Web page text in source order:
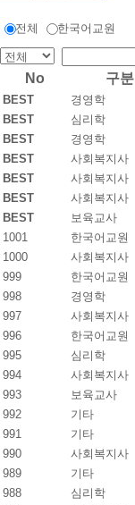
전체 한국어교원
No 구분
BEST 경영학
BEST
심리학
BEST
경영학
BEST
사회복지사
BEST
사회복지사
BEST
사회복지사
BEST
보육교사
1001
한국어교원
1000
사회복지사
999
한국어교원
998
경영학
997
사회복지사
996
한국어교원
995
심리학
994
사회복지사
993
보육교사
992
기타
991
기타
990
사회복지사
989
기타
988
심리학